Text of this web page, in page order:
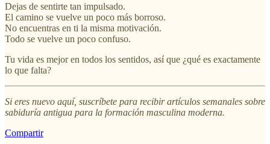
Dejas de sentirte tan impulsado.
El camino se vuelve un poco más borroso.
No encuentras en ti la misma motivación.
Todo se vuelve un poco confuso.
Tu vida es mejor en todos los sentidos, así que ¿qué es exactamente
lo que falta?
Si eres nuevo aquí, suscríbete para recibir artículos semanales sobre
sabiduría antigua para la formación masculina moderna.
Compartir